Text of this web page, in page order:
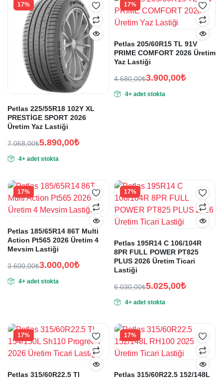
17%
Petlas 225/55R18 102Y XL
PRESTİGE SPORT 2026
Üretim Yaz Lastiği
7.068,00₺
fiyat:
5.890,00₺
andaki
5.890,00₺.
4+ adet stokta
17%
Petlas 205/60R15 TL 91V
PRIME COMFORT 2026 Üretim
Yaz Lastiği
4.680,00₺
fiyat:
3.900,00₺
andaki
4+ adet stokta
17%
Petlas 185/65R14 86T Multi
Action Pt565 2026 Üretim 4
Mevsim Lastiği
3.600,00₺
fiyat:
3.000,00₺
andaki
4+ adet stokta
17%
Petlas 195R14 C 106/104R
8PR FULL POWER PT825
PLUS 2026 Üretim Ticari
Lastiği
6.030,00₺
fiyat:
5.025,00₺
andaki
5.025,00₺.
4+ adet stokta
17%
Petlas 315/60R22.5 Tl
17%
Petlas 315/60R22.5 152/148L